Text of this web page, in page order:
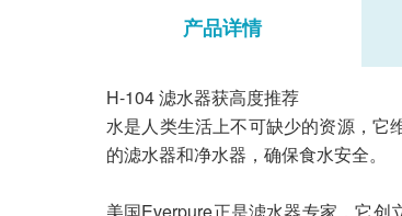
产品详情
H-104 滤水器获高度推荐
水是人类生活上不可缺少的资源，它
的滤水器和净水器，确保食水安全。